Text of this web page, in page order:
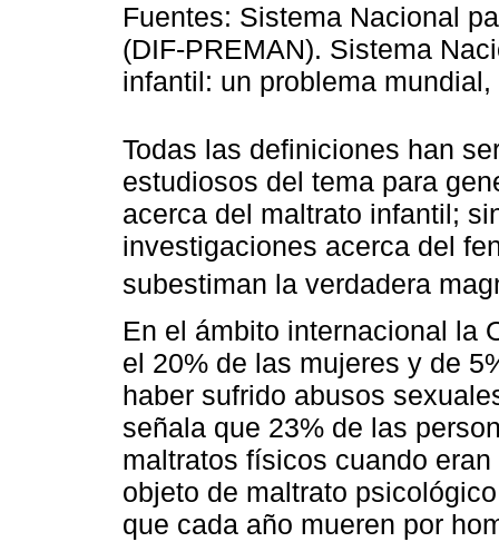
Fuentes: Sistema Nacional
(DIF-PREMAN). Sistema
infantil: un problema
Todas las definiciones han
estudiosos del tema para
acerca del maltrato infantil;
investigaciones acerca del
subestiman la verdadera
En el ámbito internacional la
el 20% de las mujeres y de
haber sufrido abusos
señala que 23% de las
maltratos físicos cuando
objeto de maltrato
que cada año mueren por